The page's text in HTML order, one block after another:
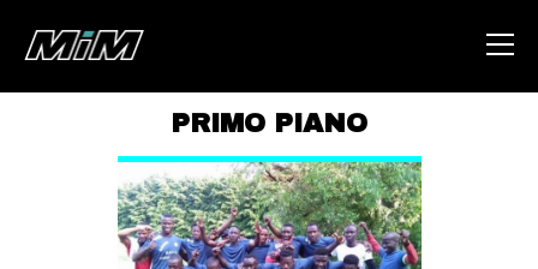
ABOUT
AREA
PRIMO PIANO